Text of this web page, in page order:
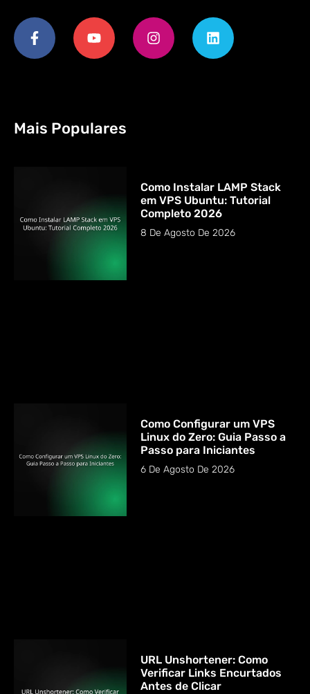
Mais Populares
Como Instalar LAMP Stack
em VPS Ubuntu: Tutorial
Completo 2026
8 De Agosto De 2026
Como Configurar um VPS
Linux do Zero: Guia Passo a
Passo para Iniciantes
6 De Agosto De 2026
URL Unshortener: Como
Verificar Links Encurtados
Antes de Clicar